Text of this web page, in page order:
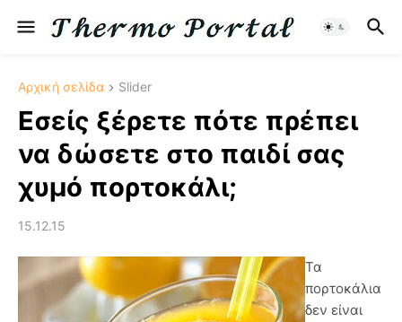
Αρχική σελίδα Slider
Εσείς ξέρετε πότε πρέπει
να δώσετε στο παιδί σας
χυμό πορτοκάλι;
15.12.15
Τα
πορτοκάλια
δεν είναι